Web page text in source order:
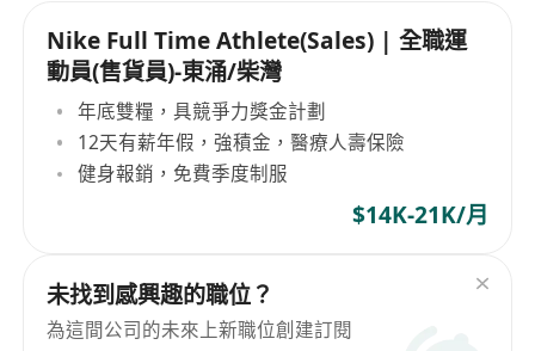
Nike Full Time Athlete(Sales) | 全職運
動員(售貨員)-東涌/柴灣
年底雙糧，具競爭力獎金計劃
12天有薪年假，強積金，醫療人壽保險
健身報銷，免費季度制服
$14K-21K/月
未找到感興趣的職位？
為這間公司的未來上新職位創建訂閱